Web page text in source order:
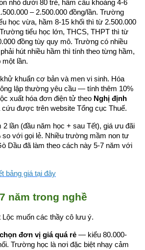
nhỏ dưới 80 trẻ, hầm cầu khoảng 4-6
– 2.500.000 đồng/lần. Trường
học vừa, hầm 8-15 khối thì từ 2.500.000
tiểu học lớn, THCS, THPT thì từ
đồng tùy quy mô. Trường có nhiều
hút nhiều hầm thì tính theo từng hầm,
một lần.
khuẩn cơ bản và men vi sinh. Hóa
lập thường yêu cầu — tính thêm 10%
xuất hóa đơn điện tử theo Nghị định
cứu được trên website Tổng cục Thuế.
2 lần (đầu năm học + sau Tết), giá ưu đãi
so với gọi lẻ. Nhiều trường mầm non tư
Dầu đã làm theo cách này 5-7 năm với
bảng giá tại đây
năm trong nghề
muốn các thầy cô lưu ý.
đơn vị giá quá rẻ — kiểu 80.000-
Trường học là nơi đặc biệt nhạy cảm